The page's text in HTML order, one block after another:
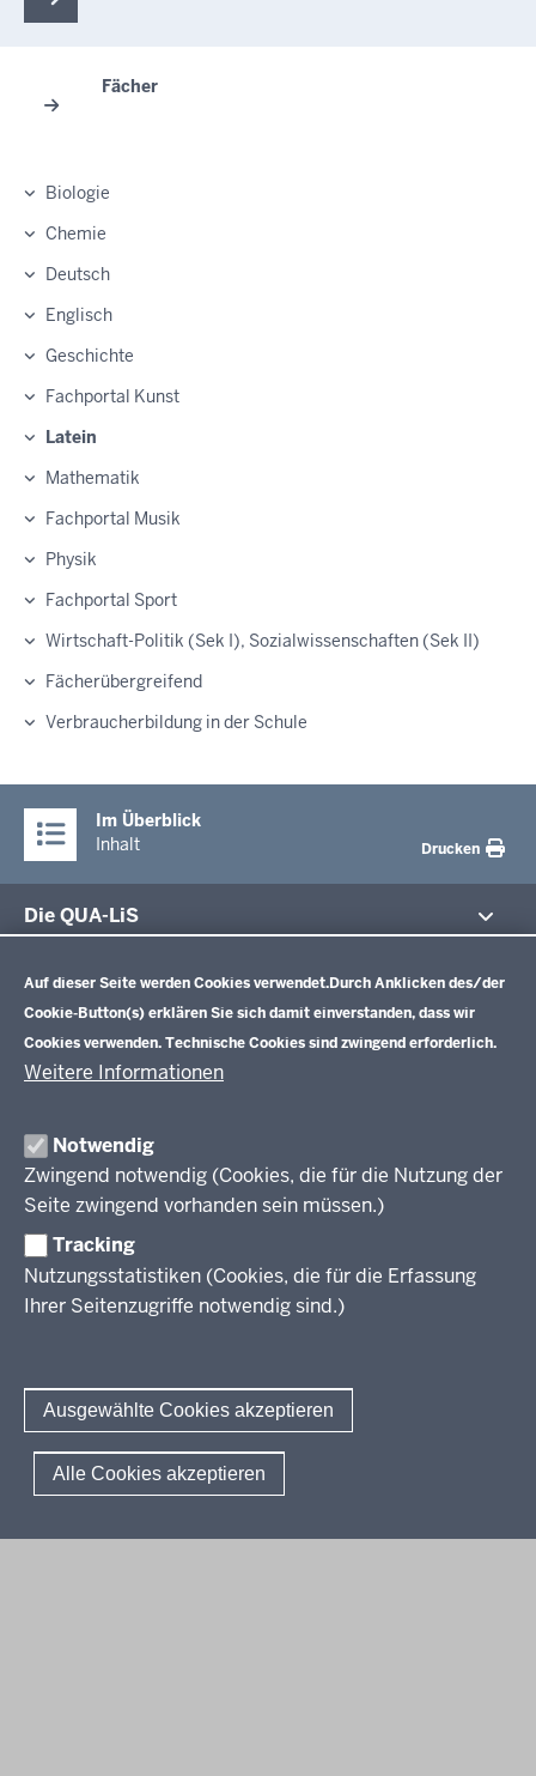
Auf dieser Seite werden Cookies verwendet.Durch Anklicken des/der
Cookie-Button(s) erklären Sie sich damit einverstanden, dass wir
Cookies verwenden. Technische Cookies sind zwingend erforderlich.
Weitere Informationen
Notwendig
Zwingend notwendig (Cookies, die für die Nutzung der
Seite zwingend vorhanden sein müssen.)
Tracking
Nutzungsstatistiken (Cookies, die für die Erfassung
Ihrer Seitenzugriffe notwendig sind.)
Ausgewählte Cookies akzeptieren
Alle Cookies akzeptieren
Fächer
Biologie
Chemie
Deutsch
Englisch
Geschichte
Fachportal Kunst
Latein
Mathematik
Fachportal Musik
Physik
Fachportal Sport
Wirtschaft-Politik (Sek I), Sozialwissenschaften (Sek II)
Fächerübergreifend
Verbraucherbildung in der Schule
Im Überblick
Inhalt
Drucken
Die QUA-LiS
Veröffentlichungen
Leitbild
Stellenangebote
Über uns
Schulentwicklung NRW
Schulentwicklung
Unterricht
Professionalisierung
Standardsicherung NRW
Berufsbildung NRW
Erwachsenenbildung
Wir über uns
Berichtswesen Weiterbildung
ElternMitWirkung NRW
KI:EB
Amtsblattabonnieren
© 2026 QUA-LiS
Fußzeile
Impressum Datenschutzerklärung